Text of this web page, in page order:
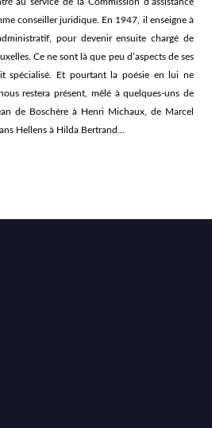
au service de la Commission d’assistance
conseiller juridique. En 1947, il enseigne à
pour devenir ensuite chargé de
Ce ne sont là que peu d’aspects de ses
spécialisé. Et pourtant la poésie en lui ne
restera présent, mêlé à quelques-uns de
de Boschère à Henri Michaux, de Marcel
Hellens à Hilda Bertrand...